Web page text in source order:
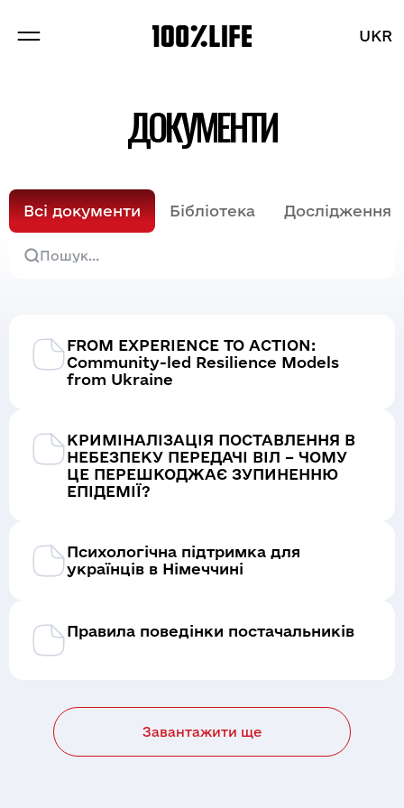
UKR
UKR
ПРО НАС
ПРОЕКТИ
БРЕНДИ
Розділи
Осередки
Партнери
Правова допомога
Цифрові продукти
Тендери
Матеріали
Відео-архів
Документи
ДОКУМЕНТИ
Всі документи Бібліотека Дослідження
FROM EXPERIENCE TO ACTION:
Community-led Resilience Models
from Ukraine
КРИМІНАЛІЗАЦІЯ ПОСТАВЛЕННЯ В
НЕБЕЗПЕКУ ПЕРЕДАЧІ ВІЛ – ЧОМУ
ЦЕ ПЕРЕШКОДЖАЄ ЗУПИНЕННЮ
ЕПІДЕМІЇ?
Психологічна підтримка для
українців в Німеччині
Правила поведінки постачальників
Завантажити ще